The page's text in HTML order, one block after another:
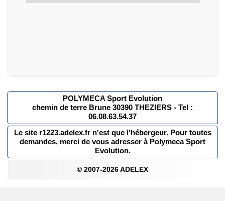
POLYMECA Sport Evolution
chemin de terre Brune 30390 THEZIERS - Tel :
06.08.63.54.37
Le site r1223.adelex.fr n'est que l'hébergeur. Pour toutes
demandes, merci de vous adresser à Polymeca Sport
Evolution.
© 2007-2026 ADELEX